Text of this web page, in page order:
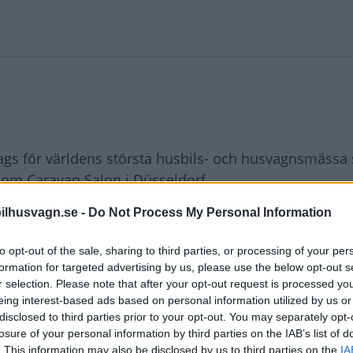
- Do Not Process My Personal Information
opt-out of the sale, sharing to third parties, or processing of your
for targeted advertising by us, please use the below opt-out
selection. Please note that after your opt-out request is processed
interest-based ads based on personal information utilized by us
to third parties prior to your opt-out. You may separately
of your personal information by third parties on the IAB’s list of
This information may also be disclosed by us to third parties on the
för världens största husbils- och husvagnsmässa
Caravan Salon i Düsseldorf.
som är intresserade av campinglivet på det över
nya utställare som kommer att överraska. Plus
vara svårt att överblicka.
mässupplevelse för våra gäster. Genom att
vi också långsiktigt optimala förutsättningar för